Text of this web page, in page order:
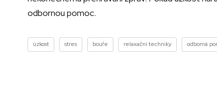
odbornou pomoc.
úzkost stres bouře relaxační techniky odborná